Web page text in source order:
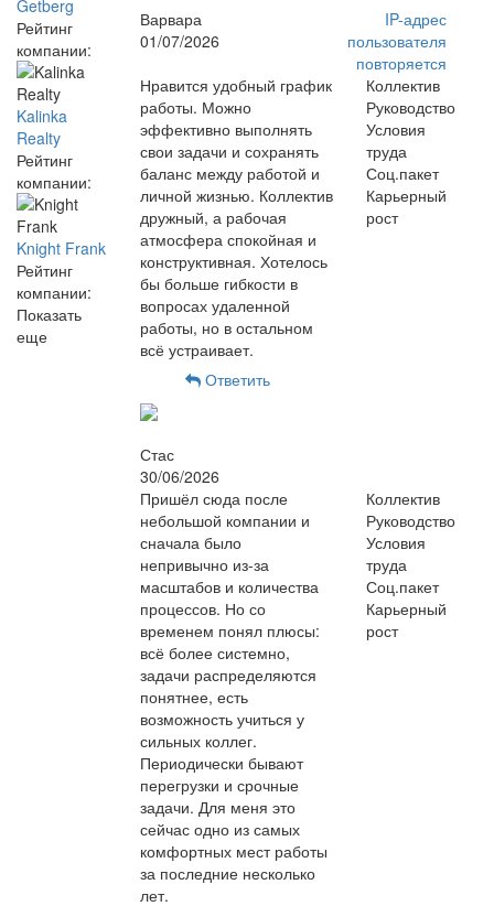
Getberg
Рейтинг
компании:
Kalinka
Realty
Рейтинг
компании:
Knight Frank
Рейтинг
компании:
Показать
еще
Варвара
01/07/2026
IP-адрес
пользователя
повторяется
Нравится удобный график
работы. Можно
эффективно выполнять
свои задачи и сохранять
баланс между работой и
личной жизнью. Коллектив
дружный, а рабочая
атмосфера спокойная и
конструктивная. Хотелось
бы больше гибкости в
вопросах удаленной
работы, но в остальном
всё устраивает.
Коллектив
Руководство
Условия
труда
Соц.пакет
Карьерный
рост
Ответить
Стас
30/06/2026
Пришёл сюда после
небольшой компании и
сначала было
непривычно из-за
масштабов и количества
процессов. Но со
временем понял плюсы:
всё более системно,
задачи распределяются
понятнее, есть
возможность учиться у
сильных коллег.
Периодически бывают
перегрузки и срочные
задачи. Для меня это
сейчас одно из самых
комфортных мест работы
за последние несколько
лет.
Коллектив
Руководство
Условия
труда
Соц.пакет
Карьерный
рост